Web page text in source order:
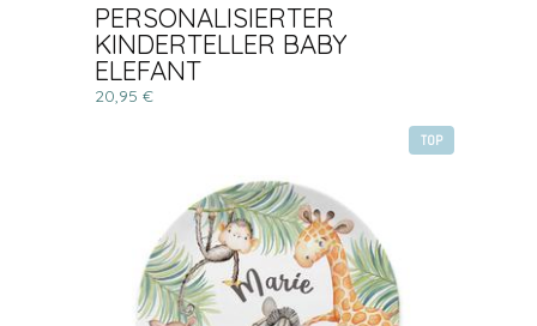
PERSONALISIERTER
KINDERTELLER BABY
ELEFANT
20,95 €
TOP